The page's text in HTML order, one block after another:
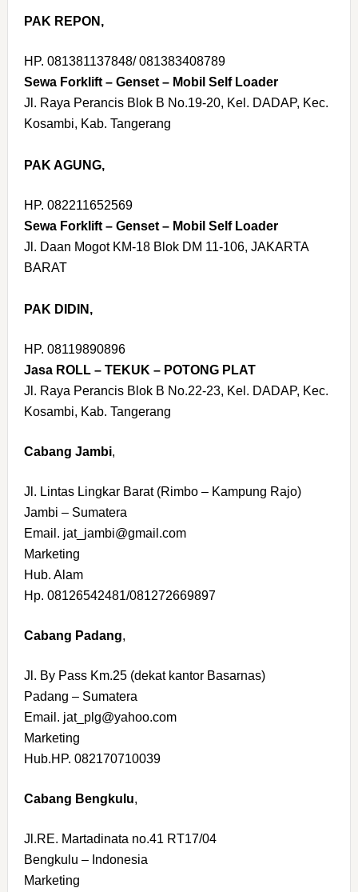
PAK REPON,
HP. 081381137848/ 081383408789
Sewa Forklift – Genset – Mobil Self Loader
Jl. Raya Perancis Blok B No.19-20, Kel. DADAP, Kec.
Kosambi, Kab. Tangerang
PAK AGUNG,
HP. 082211652569
Sewa Forklift – Genset – Mobil Self Loader
Jl. Daan Mogot KM-18 Blok DM 11-106, JAKARTA
BARAT
PAK DIDIN,
HP. 08119890896
Jasa ROLL – TEKUK – POTONG PLAT
Jl. Raya Perancis Blok B No.22-23, Kel. DADAP, Kec.
Kosambi, Kab. Tangerang
Cabang Jambi,
Jl. Lintas Lingkar Barat (Rimbo – Kampung Rajo)
Jambi – Sumatera
Email. jat_jambi@gmail.com
Marketing
Hub. Alam
Hp. 08126542481/081272669897
Cabang Padang,
Jl. By Pass Km.25 (dekat kantor Basarnas)
Padang – Sumatera
Email. jat_plg@yahoo.com
Marketing
Hub.HP. 082170710039
Cabang Bengkulu,
Jl.RE. Martadinata no.41 RT17/04
Bengkulu – Indonesia
Marketing